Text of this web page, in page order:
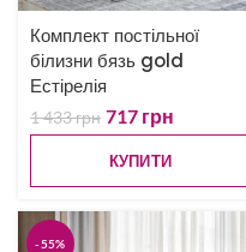
Комплект постільної
білизни бязь gold
Естірелія
1 433грн 717 грн
КУПИТИ
-55%